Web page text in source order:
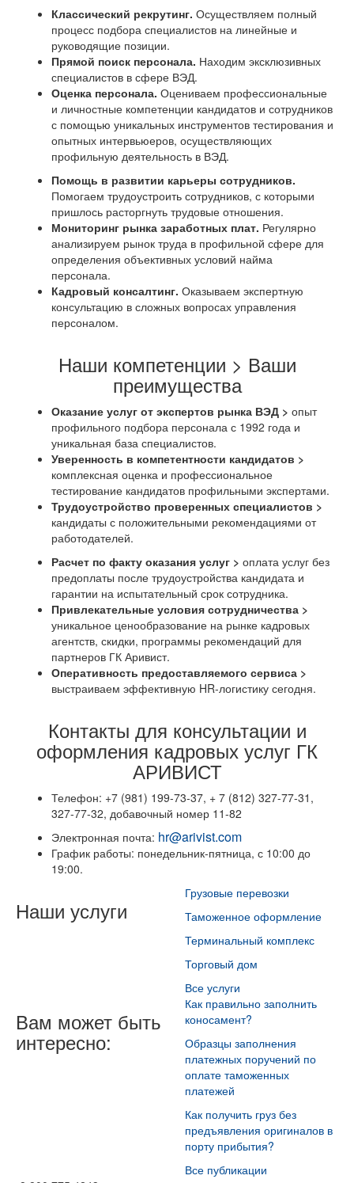
Классический рекрутинг. Осуществляем полный
процесс подбора специалистов на линейные и
руководящие позиции.
Прямой поиск персонала. Находим эксклюзивных
специалистов в сфере ВЭД.
Оценка персонала. Оцениваем профессиональные
и личностные компетенции кандидатов и сотрудников
с помощью уникальных инструментов тестирования и
опытных интервьюеров, осуществляющих
профильную деятельность в ВЭД.
Помощь в развитии карьеры сотрудников.
Помогаем трудоустроить сотрудников, с которыми
пришлось расторгнуть трудовые отношения.
Мониторинг рынка заработных плат. Регулярно
анализируем рынок труда в профильной сфере для
определения объективных условий найма
персонала.
Кадровый консалтинг. Оказываем экспертную
консультацию в сложных вопросах управления
персоналом.
Наши компетенции > Ваши
преимущества
Оказание услуг от экспертов рынка ВЭД > опыт
профильного подбора персонала с 1992 года и
уникальная база специалистов.
Уверенность в компетентности кандидатов >
комплексная оценка и профессиональное
тестирование кандидатов профильными экспертами.
Трудоустройство проверенных специалистов >
кандидаты с положительными рекомендациями от
работодателей.
Расчет по факту оказания услуг > оплата услуг без
предоплаты после трудоустройства кандидата и
гарантии на испытательный срок сотрудника.
Привлекательные условия сотрудничества >
уникальное ценообразование на рынке кадровых
агентств, скидки, программы рекомендаций для
партнеров ГК Аривист.
Оперативность предоставляемого сервиса >
выстраиваем эффективную HR-логистику сегодня.
Контакты для консультации и
оформления кадровых услуг ГК
АРИВИСТ
Телефон: +7 (981) 199-73-37, + 7 (812) 327-77-31,
327-77-32, добавочный номер 11-82
Электронная почта: hr@arivist.com
График работы: понедельник-пятница, с 10:00 до
19:00.
Наши услуги
Грузовые перевозки
Таможенное оформление
Терминальный комплекс
Торговый дом
Все услуги
Вам может быть
интересно:
Как правильно заполнить
коносамент?
Образцы заполнения
платежных поручений по
оплате таможенных
платежей
Как получить груз без
предъявления оригиналов в
порту прибытия?
Все публикации